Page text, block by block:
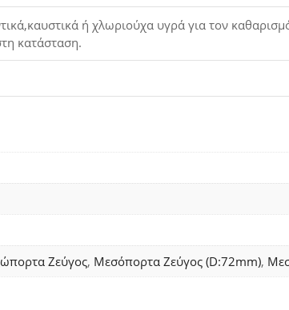
ή χλωριούχα υγρά για τον
κατάσταση.
Ζεύγος, Μεσόπορτα Ζεύγος (D:72mm),